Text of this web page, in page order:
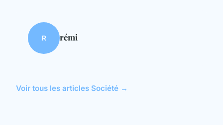
R rémi
Voir tous les articles Société →